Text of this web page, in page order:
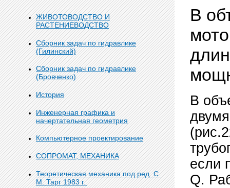
ЖИВОТОВОДСТВО И
РАСТЕНИЕВОДСТВО
Сборник задач по гидравлике
(Гилинский)
Сборник задач по гидравлике
(Бровченко)
История
Инженерная графика и
начертательная геометрия
Компьютерное проектирование
СОПРОМАТ, МЕХАНИКА
Теоретическая механика под ред. С.
М. Тарг 1983 г.
В
В
если
Q.